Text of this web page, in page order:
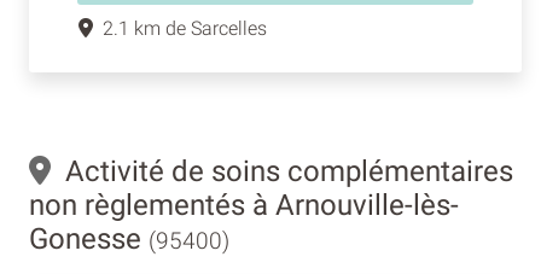
2.1 km de Sarcelles
Activité de soins complémentaires
non règlementés à Arnouville-lès-
Gonesse (95400)